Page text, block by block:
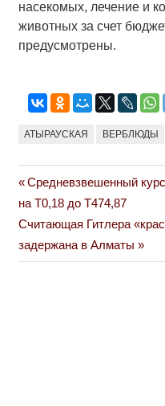
насекомых, лечение и
животных за счет
предусмотрены.
АТЫРАУСКАЯ ВЕРБЛЮДЫ
Навигация
по
записям
Previous
Post:
Средневзвешенный
на Т0,18 до Т474,87
Next
Post:
Считающая Гитлера
задержана в Алматы